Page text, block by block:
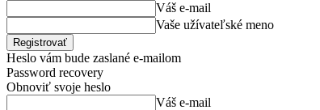
Váš e-mail
Vaše užívateľské meno
Heslo vám bude zaslané e-mailom
Password recovery
Obnoviť svoje heslo
Váš e-mail